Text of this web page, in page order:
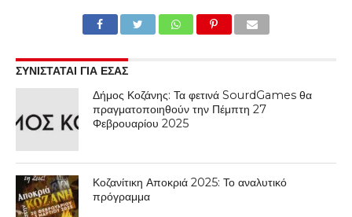
ΣΥΝΙΣΤΑΤΑΙ ΓΙΑ ΕΣΑΣ
Δήμος Κοζάνης: Τα φετινά SourdGames θα
πραγματοποιηθούν την Πέμπτη 27
Φεβρουαρίου 2025
Κοζανίτικη Αποκριά 2025: Το αναλυτικό
πρόγραμμα